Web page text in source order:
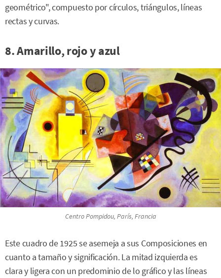
geométrico", compuesto por círculos, triángulos, líneas
rectas y curvas.
8. Amarillo, rojo y azul
Centro Pompidou, París, Francia
Este cuadro de 1925 se asemeja a sus Composiciones en
cuanto a tamaño y significación. La mitad izquierda es
clara y ligera con un predominio de lo gráfico y las líneas